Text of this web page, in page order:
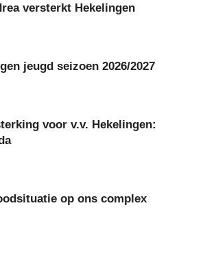
versterkt Hekelingen
jeugd seizoen 2026/2027
voor v.v. Hekelingen:
op ons complex